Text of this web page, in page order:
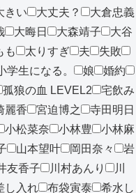
きい 大丈夫？
大倉忠義
大晦日 大森靖子
大谷
も 太りすぎ 夫
失敗
学生になる。 娘
婚約
孤狼の血 LEVEL2
宅飲み
麗香 宮迫博之
寺田明日
小松菜奈 小林豊
小林麻
山本望叶 岡田奈々
岩
友香子 川村あんり
川
し入れ 布袋寅泰 希水し